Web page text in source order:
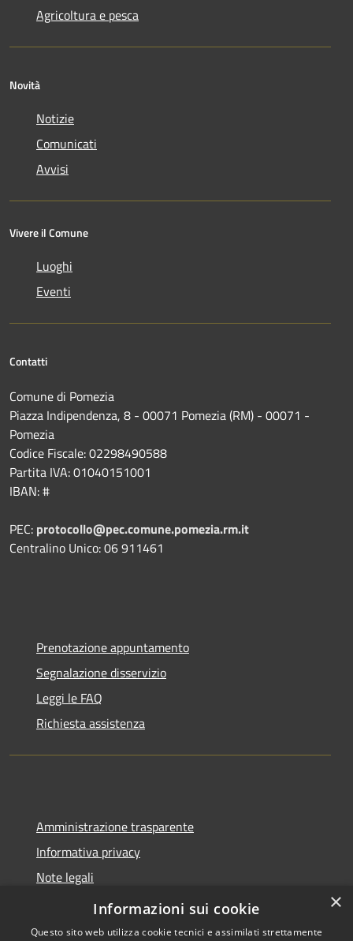
Agricoltura e pesca
Novità
Notizie
Comunicati
Avvisi
Vivere il Comune
Luoghi
Eventi
Contatti
Comune di Pomezia
Piazza Indipendenza, 8 - 00071 Pomezia (RM) - 00071 -
Pomezia
Codice Fiscale: 02298490588
Partita IVA: 01040151001
IBAN: #
PEC: protocollo@pec.comune.pomezia.rm.it
Centralino Unico: 06 911461
Prenotazione appuntamento
Segnalazione disservizio
Leggi le FAQ
Richiesta assistenza
Amministrazione trasparente
Informativa privacy
Note legali
Dichiarazione di accessibilità
×
Informazioni sui cookie
Questo sito web utilizza cookie tecnici e assimilati strettamente